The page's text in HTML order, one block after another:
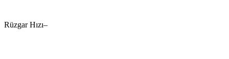
Rüzgar Hızı–